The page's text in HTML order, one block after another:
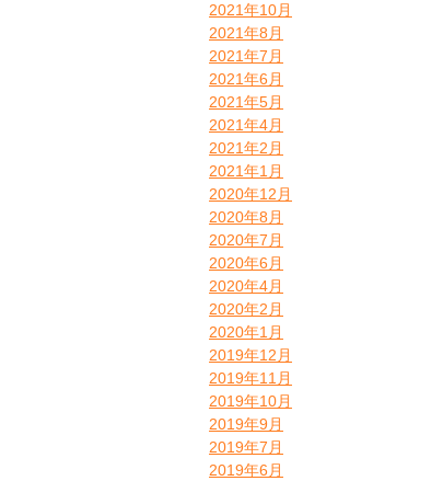
2021年10月
2021年8月
2021年7月
2021年6月
2021年5月
2021年4月
2021年2月
2021年1月
2020年12月
2020年8月
2020年7月
2020年6月
2020年4月
2020年2月
2020年1月
2019年12月
2019年11月
2019年10月
2019年9月
2019年7月
2019年6月